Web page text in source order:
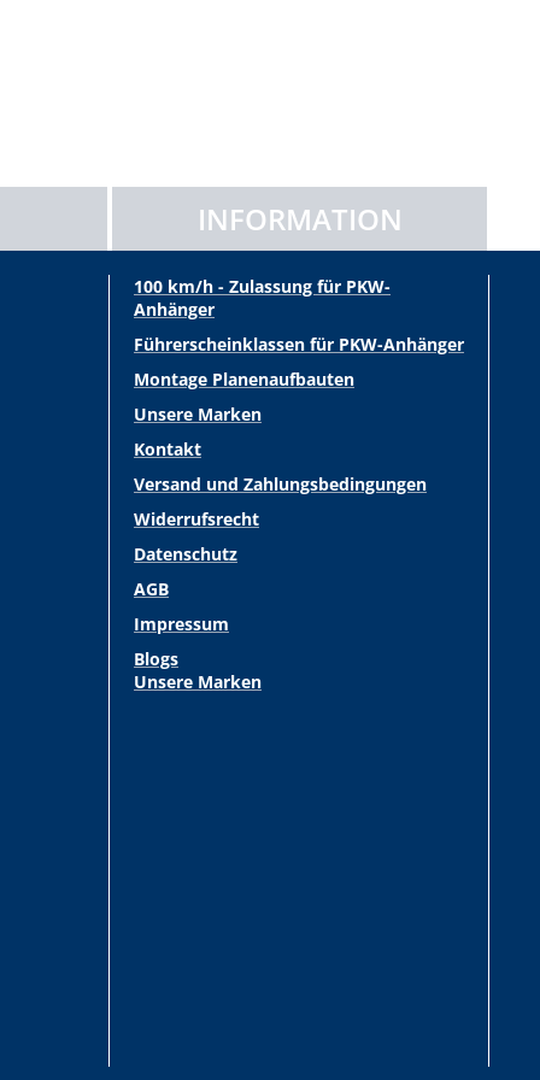
INFORMATION
100 km/h - Zulassung für PKW-
Anhänger
Führerscheinklassen für PKW-Anhänger
Montage Planenaufbauten
Unsere Marken
Kontakt
Versand und Zahlungsbedingungen
Widerrufsrecht
Datenschutz
AGB
Impressum
Blogs
Unsere Marken